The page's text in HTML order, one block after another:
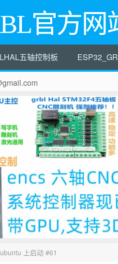
官方网
五轴控制板
上启动 #61